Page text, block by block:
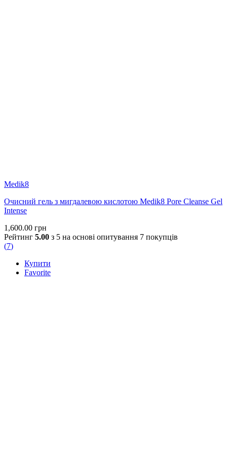
Medik8
Очисний гель з мигдалевою кислотою Medik8 Pore Cleanse Gel
Intense
1,600.00 грн
Рейтинг 5.00 з 5 на основі опитування 7 покупців
(7)
Купити
Favorite